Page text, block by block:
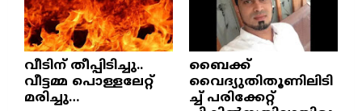
വീടിന് തീപ്പിടിച്ചു..
വീട്ടമ്മ പൊള്ളലേറ്റ്
മരിച്ചു…
ബൈക്ക്
വൈദ്യുതിതൂണിലിടി
ച്ച്‌ പരിക്കേറ്റ്